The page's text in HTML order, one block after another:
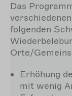
Das
folgenden
Orte/
Erhöhung
mit wenig